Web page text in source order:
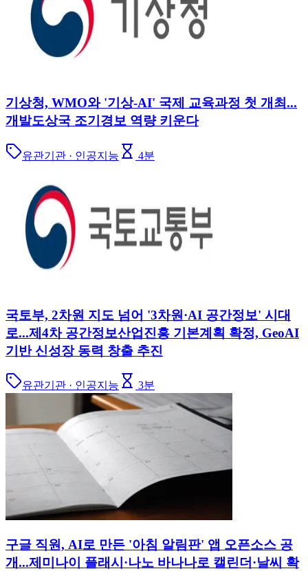
기상청, WMO와 '기상-AI' 국제 교육과정 첫 개최...
개발도상국 조기경보 역량 키운다
유관기관 · 인공지능 4분
국토부, 2차원 지도 넘어 '3차원·AI 공간정보' 시대
로...제4차 공간정보산업진흥 기본계획 확정, GeoAI
기반 신성장 동력 창출 추진
유관기관 · 인공지능 3분
구글 직원, AI로 만든 '아침 알림판' 앱 오픈소스 공
개...제미나이 플래시·나노 바나나로 캘린더·날씨 확